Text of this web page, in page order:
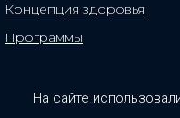
Концепция здоровья
Программы
На сайте